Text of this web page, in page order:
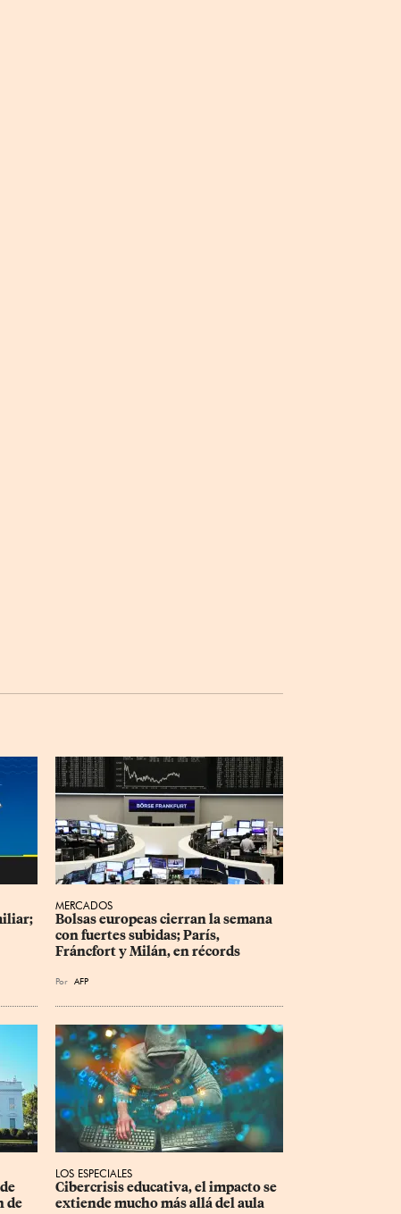
MERCADOS
Bolsas europeas cierran la semana
con fuertes subidas; París,
Fráncfort y Milán, en récords
Por AFP
de
LOS ESPECIALES
Cibercrisis educativa, el impacto se
extiende mucho más allá del aula